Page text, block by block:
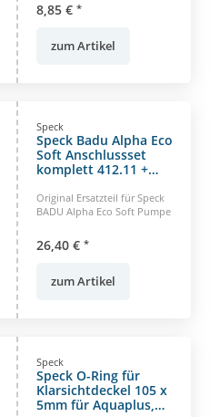
8,85 € *
zum Artikel
Speck
Speck Badu Alpha Eco
Soft Anschlussset
komplett 412.11 +
Original Ersatzteil für Speck
BADU Alpha Eco Soft Pumpe
26,40 € *
zum Artikel
Speck
Speck O-Ring für
Klarsichtdeckel 105 x
5mm für Aquaplus,